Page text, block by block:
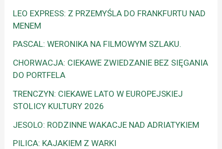
LEO EXPRESS: Z PRZEMYŚLA DO FRANKFURTU NAD
MENEM
PASCAL: WERONIKA NA FILMOWYM SZLAKU.
CHORWACJA: CIEKAWE ZWIEDZANIE BEZ SIĘGANIA
DO PORTFELA
TRENCZYN: CIEKAWE LATO W EUROPEJSKIEJ
STOLICY KULTURY 2026
JESOLO: RODZINNE WAKACJE NAD ADRIATYKIEM
PILICA: KAJAKIEM Z WARKI